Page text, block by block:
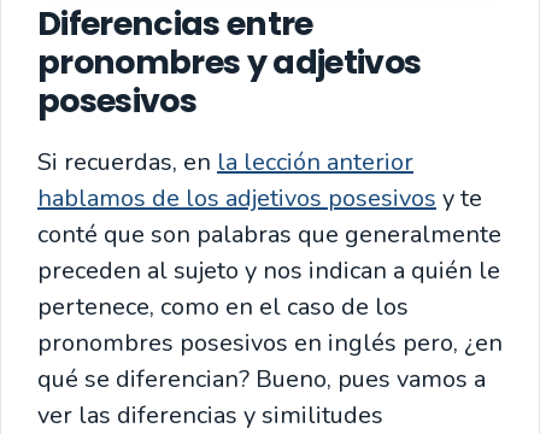
Diferencias entre
pronombres y adjetivos
posesivos
Si recuerdas, en la lección anterior
hablamos de los adjetivos posesivos y te
conté que son palabras que generalmente
preceden al sujeto y nos indican a quién le
pertenece, como en el caso de los
pronombres posesivos en inglés pero, ¿en
qué se diferencian? Bueno, pues vamos a
ver las diferencias y similitudes